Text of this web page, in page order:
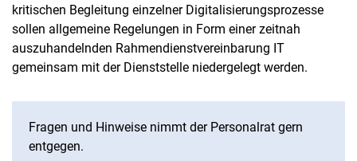
kritischen Begleitung einzelner Digitalisierungsprozesse
sollen allgemeine Regelungen in Form einer zeitnah
auszuhandelnden Rahmendienstvereinbarung IT
gemeinsam mit der Dienststelle niedergelegt werden.
Fragen und Hinweise nimmt der Personalrat gern
entgegen.